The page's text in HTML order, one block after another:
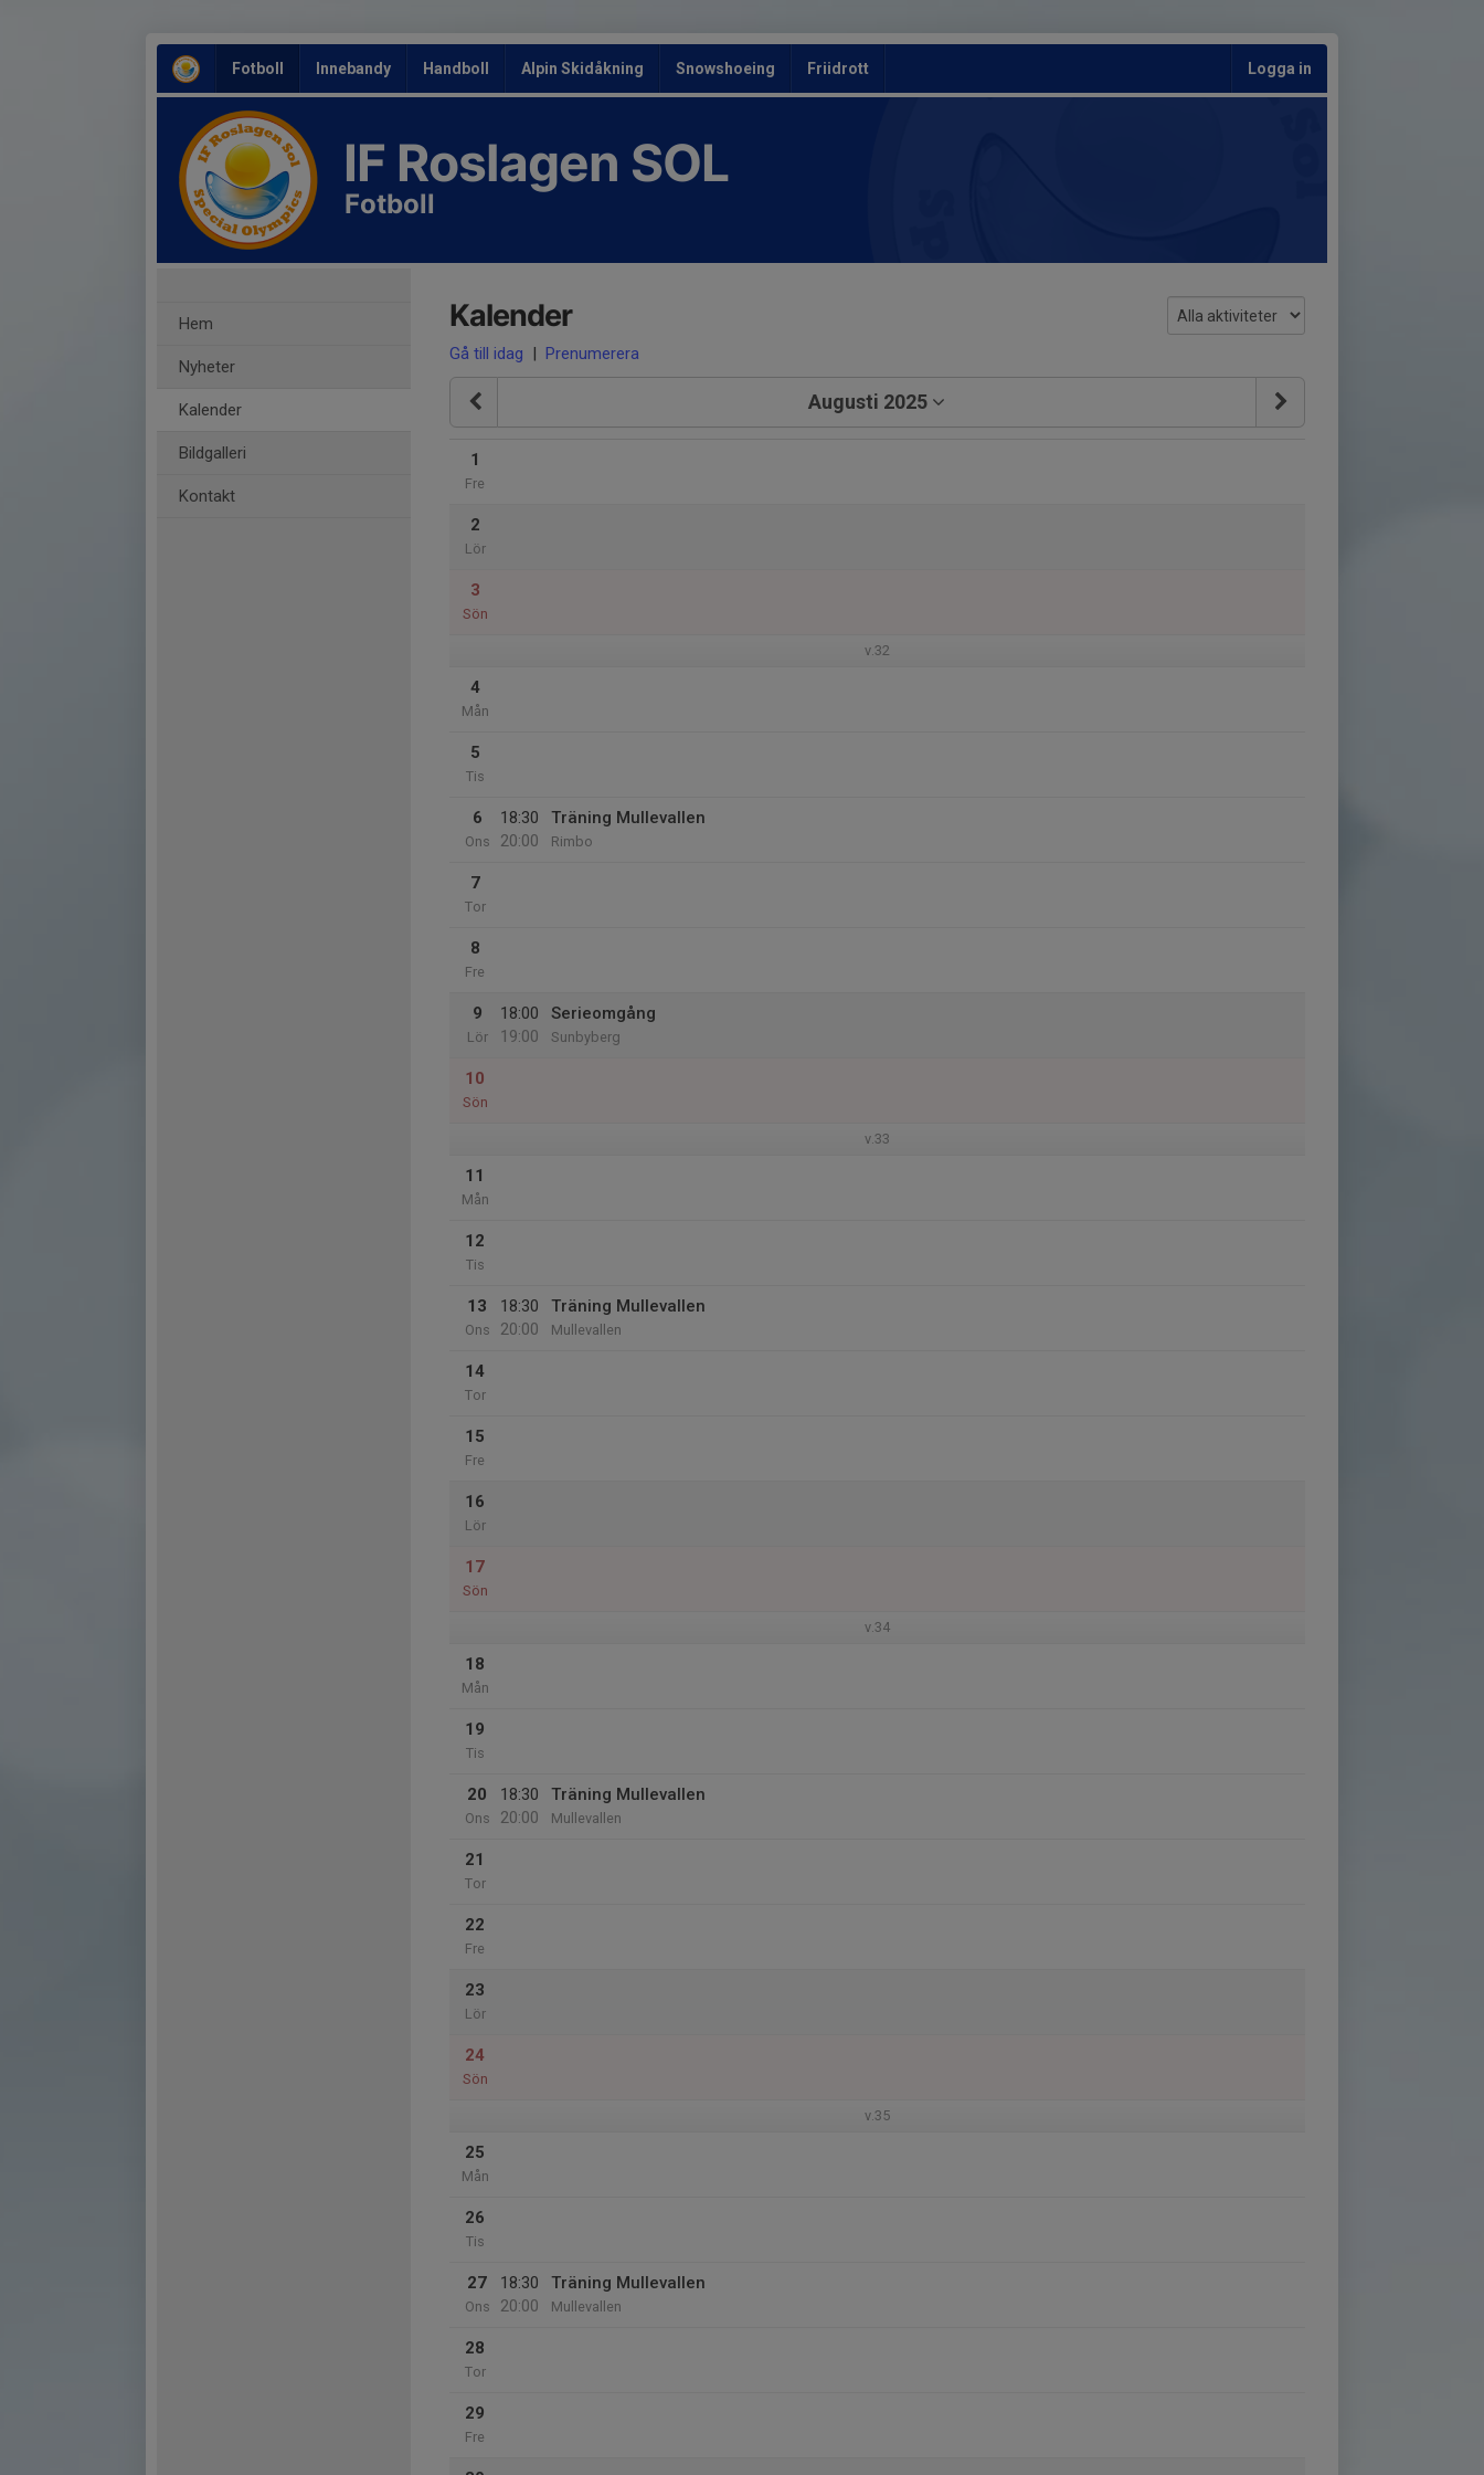
Fotboll Innebandy Handboll Alpin Skidåkning Snowshoeing Friidrott Logga in
IF Roslagen SOL
Fotboll
Hem
Nyheter
Kalender
Bildgalleri
Kontakt
Kalender
Gå till idag | Prenumerera
Augusti 2025
1
Fre
2
Lör
3
Sön
v.32
4
Mån
5
Tis
6
Ons
18:30
20:00
Träning Mullevallen
Rimbo
7
Tor
8
Fre
9
Lör
18:00
19:00
Serieomgång
Sunbyberg
10
Sön
v.33
11
Mån
12
Tis
13
Ons
18:30
20:00
Träning Mullevallen
Mullevallen
14
Tor
15
Fre
16
Lör
17
Sön
v.34
18
Mån
19
Tis
20
Ons
18:30
20:00
Träning Mullevallen
Mullevallen
21
Tor
22
Fre
23
Lör
24
Sön
v.35
25
Mån
26
Tis
27
Ons
18:30
20:00
Träning Mullevallen
Mullevallen
28
Tor
29
Fre